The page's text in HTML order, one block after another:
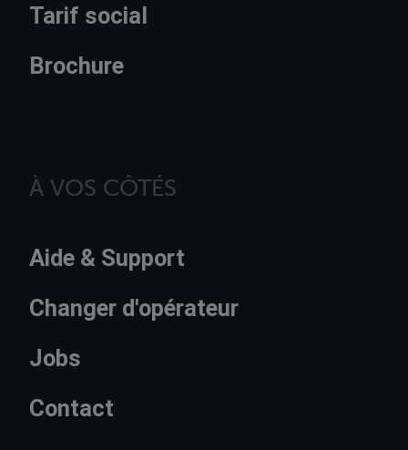
Tarif social
Brochure
À VOS CÔTÉS
Aide & Support
Changer d'opérateur
Jobs
Contact